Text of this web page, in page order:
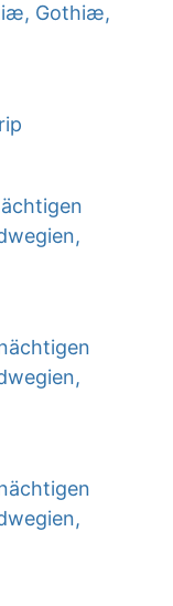
Gothiæ,